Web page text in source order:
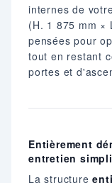
internes de
(H. 1 875 mm ×
pensées pour
tout en restant
portes et
Entièrement
entretien
La structure